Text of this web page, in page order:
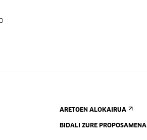
ARETOEN ALOKAIRUA
BIDALI ZURE PROPOSAMENA